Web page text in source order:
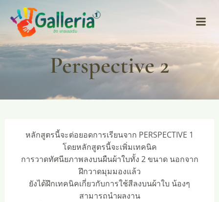
Perspective 2
หลักสูตรนี้จะต่อยอดการเรียนจาก PERSPECTIVE 1
โดยหลักสูตรนี้จะเพิ่มเทคนิค
การวาดทัศนียภาพลงบนผืนผ้าใบทั้ง 2 ขนาด นอกจาก
ฝึกวาดมุมมองแล้ว
ยังได้ฝึกเทคนิคเกี่ยวกับการใช้สีลงบนผ้าใบ น้องๆ
สามารถนำผลงาน